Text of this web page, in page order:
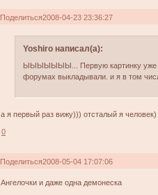
Поделиться2008-04-23 23:36:27
Yoshiro написал(а):
ЫЫЫЫЫЫЫ... Первую картинку уже
форумах выкладывали. и я в том
а я первый раз вижу))) отсталый я человек)
0
Поделиться2008-05-04 17:07:06
Ангелочки и даже одна демонеска